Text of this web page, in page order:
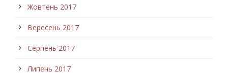
Жовтень 2017
Вересень 2017
Серпень 2017
Липень 2017